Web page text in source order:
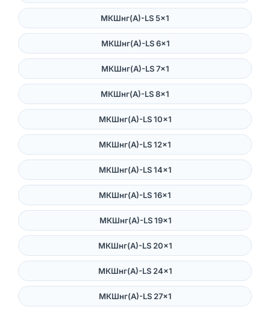
МКШнг(А)-LS 5×1
МКШнг(А)-LS 6×1
МКШнг(А)-LS 7×1
МКШнг(А)-LS 8×1
МКШнг(А)-LS 10×1
МКШнг(А)-LS 12×1
МКШнг(А)-LS 14×1
МКШнг(А)-LS 16×1
МКШнг(А)-LS 19×1
МКШнг(А)-LS 20×1
МКШнг(А)-LS 24×1
МКШнг(А)-LS 27×1